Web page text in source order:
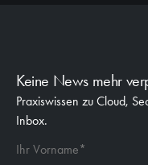
Keine News mehr
Praxiswissen zu Cloud,
Inbox.